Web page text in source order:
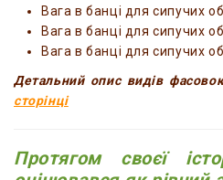
Вага в банці для сипучих
Вага в банці для сипучих
Вага в банці для сипучих
Детальний опис видів
сторінці
Протягом своєї